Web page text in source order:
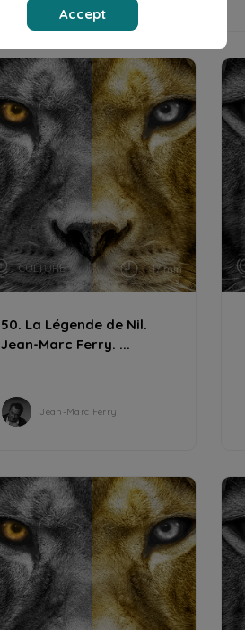
CULTURE 17 min
50. La Légende de Nil.
Jean-Marc Ferry. ...
Jean-Marc Ferry
Accept